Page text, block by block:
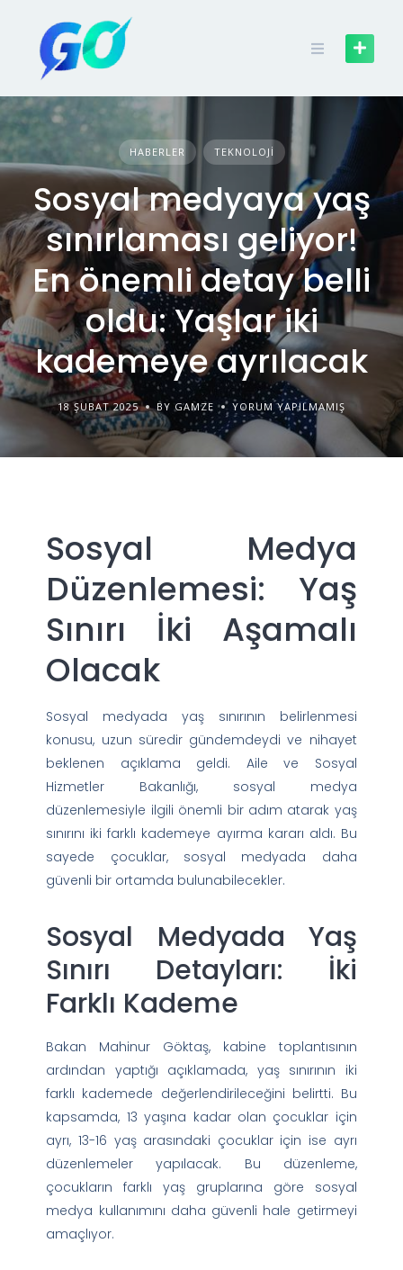
HABERLER TEKNOLOJI
Sosyal medyaya yaş
sınırlaması geliyor!
En önemli detay belli
oldu: Yaşlar iki
kademeye ayrılacak
18 ŞUBAT 2025 BY GAMZE YORUM YAPILMAMIŞ
Sosyal Medya
Düzenlemesi: Yaş
Sınırı İki Aşamalı
Olacak
Sosyal medyada yaş sınırının belirlenmesi
konusu, uzun süredir gündemdeydi ve nihayet
beklenen açıklama geldi. Aile ve Sosyal
Hizmetler Bakanlığı, sosyal medya
düzenlemesiyle ilgili önemli bir adım atarak yaş
sınırını iki farklı kademeye ayırma kararı aldı. Bu
sayede çocuklar, sosyal medyada daha
güvenli bir ortamda bulunabilecekler.
Sosyal Medyada Yaş
Sınırı Detayları: İki
Farklı Kademe
Bakan Mahinur Göktaş, kabine toplantısının
ardından yaptığı açıklamada, yaş sınırının iki
farklı kademede değerlendirileceğini belirtti. Bu
kapsamda, 13 yaşına kadar olan çocuklar için
ayrı, 13-16 yaş arasındaki çocuklar için ise ayrı
düzenlemeler yapılacak. Bu düzenleme,
çocukların farklı yaş gruplarına göre sosyal
medya kullanımını daha güvenli hale getirmeyi
amaçlıyor.